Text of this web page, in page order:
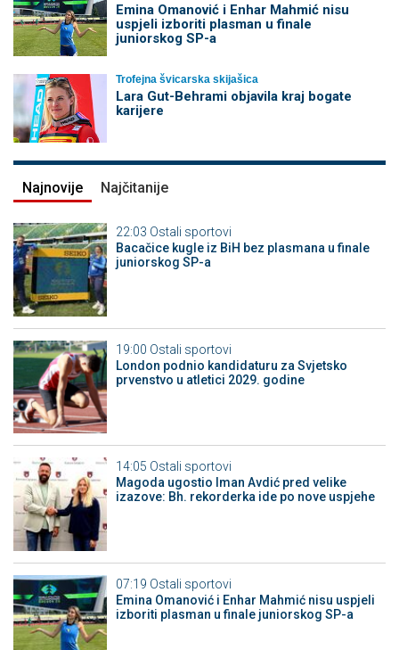
Emina Omanović i Enhar Mahmić nisu
uspjeli izboriti plasman u finale
juniorskog SP-a
Trofejna švicarska skijašica
Lara Gut-Behrami objavila kraj bogate
karijere
Najnovije Najčitanije
22:03 Ostali sportovi
Bacačice kugle iz BiH bez plasmana u finale
juniorskog SP-a
19:00 Ostali sportovi
London podnio kandidaturu za Svjetsko
prvenstvo u atletici 2029. godine
14:05 Ostali sportovi
Magoda ugostio Iman Avdić pred velike
izazove: Bh. rekorderka ide po nove uspjehe
07:19 Ostali sportovi
Emina Omanović i Enhar Mahmić nisu uspjeli
izboriti plasman u finale juniorskog SP-a